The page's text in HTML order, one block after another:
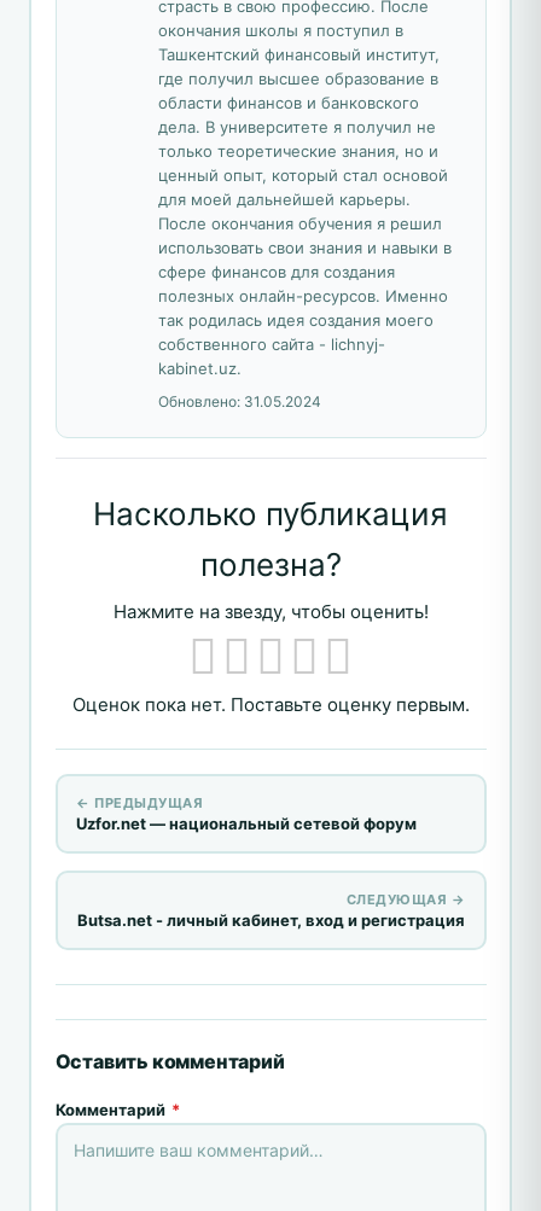
страсть в свою профессию. После
окончания школы я поступил в
Ташкентский финансовый институт,
где получил высшее образование в
области финансов и банковского
дела. В университете я получил не
только теоретические знания, но и
ценный опыт, который стал основой
для моей дальнейшей карьеры.
После окончания обучения я решил
использовать свои знания и навыки в
сфере финансов для создания
полезных онлайн-ресурсов. Именно
так родилась идея создания моего
собственного сайта - lichnyj-
kabinet.uz.
Обновлено: 31.05.2024
Насколько публикация
полезна?
Нажмите на звезду, чтобы оценить!
Оценок пока нет. Поставьте оценку первым.
← ПРЕДЫДУЩАЯ
Uzfor.net — национальный сетевой форум
СЛЕДУЮЩАЯ →
Butsa.net - личный кабинет, вход и регистрация
Оставить комментарий
Комментарий *